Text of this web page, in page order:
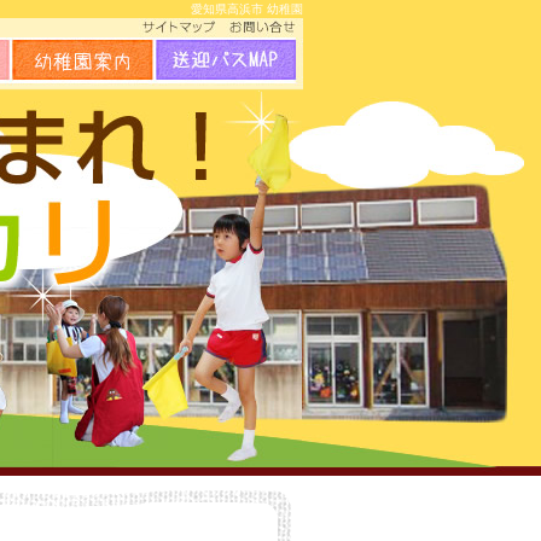
愛知県高浜市 幼稚園